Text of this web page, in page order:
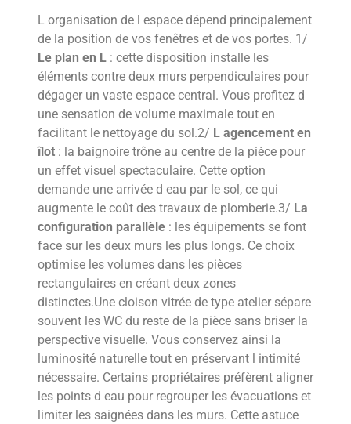
L organisation de l espace dépend principalement
de la position de vos fenêtres et de vos portes. 1/
Le plan en L : cette disposition installe les
éléments contre deux murs perpendiculaires pour
dégager un vaste espace central. Vous profitez d
une sensation de volume maximale tout en
facilitant le nettoyage du sol.2/ L agencement en
îlot : la baignoire trône au centre de la pièce pour
un effet visuel spectaculaire. Cette option
demande une arrivée d eau par le sol, ce qui
augmente le coût des travaux de plomberie.3/ La
configuration parallèle : les équipements se font
face sur les deux murs les plus longs. Ce choix
optimise les volumes dans les pièces
rectangulaires en créant deux zones
distinctes.Une cloison vitrée de type atelier sépare
souvent les WC du reste de la pièce sans briser la
perspective visuelle. Vous conservez ainsi la
luminosité naturelle tout en préservant l intimité
nécessaire. Certains propriétaires préfèrent aligner
les points d eau pour regrouper les évacuations et
limiter les saignées dans les murs. Cette astuce